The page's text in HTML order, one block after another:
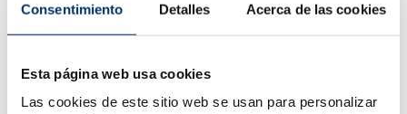
Consentimiento Detalles Acerca de las cookies
Esta página web usa cookies
Las cookies de este sitio web se usan para personalizar